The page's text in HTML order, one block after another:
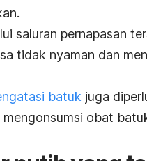
saluran pernapasan
tidak nyaman dan
batuk juga
obat